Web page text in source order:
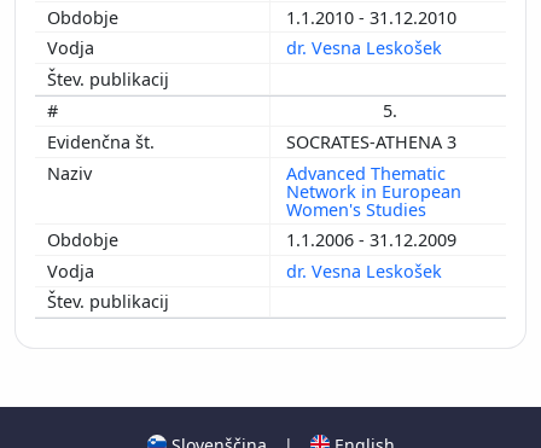
1.1.2010 - 31.12.2010
dr. Vesna Leskošek
5.
SOCRATES-ATHENA 3
Advanced Thematic
Network in European
Women's Studies
1.1.2006 - 31.12.2009
dr. Vesna Leskošek